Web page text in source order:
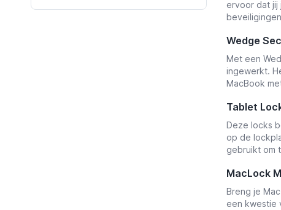
ervoor dat jij
Wedge
Met een
ingewerkt.
MacBook
Tablet
Deze locks
op de
gebruikt om
MacLock
Breng je
een kwestie